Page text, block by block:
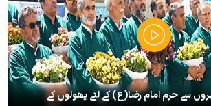
نامی چار جلدوں پر مشتمل کتاب منظرعام پر
نابغہ اور قرآنی احکامات پرعمل کرنے والی
ا یام میں حرم مطہر رضوی بند نہيں ہوگا
سے حرم امام رضا(ع) کے لئے پھولوں کے